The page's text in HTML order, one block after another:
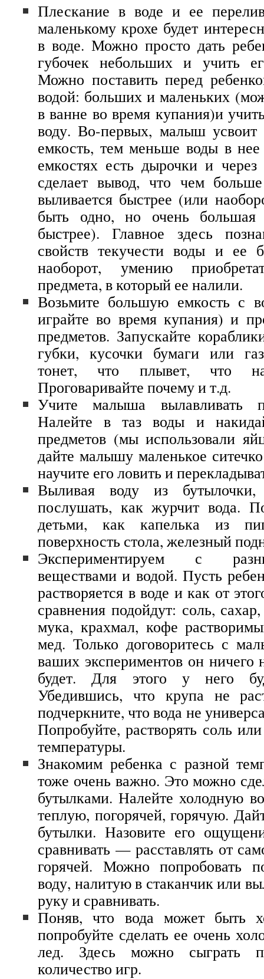
Плескание в воде и ее
маленькому крохе будет
в воде. Можно просто дать
губочек небольших и учить
Можно поставить перед
водой: больших и маленьких
в ванне во время купания)и
воду. Во-первых, малыш
емкость, тем меньше воды в
емкостях есть дырочки и
сделает вывод, что чем
выливается быстрее (или
быть одно, но очень большая
быстрее). Главное здесь
свойств текучести воды и ее
наоборот, умению
предмета, в который ее налили.
Возьмите большую емкость с
играйте во время купания) и
предметов. Запускайте
губки, кусочки бумаги или
тонет, что плывет, что
Проговаривайте почему и т.д.
Учите малыша вылавливать
Налейте в таз воды и
предметов (мы использовали
дайте малышу маленькое
научите его ловить и
Выливая воду из бутылочки,
послушать, как журчит вода.
детьми, как капелька из
поверхность стола, железный
Экспериментируем с
веществами и водой. Пусть
растворяется в воде и как от
сравнения подойдут: соль,
мука, крахмал, кофе
мед. Только договоритесь с
ваших экспериментов он ничего
будет. Для этого у него
Убедившись, что крупа не
подчеркните, что вода не
Попробуйте, растворять соль
температуры.
Знакомим ребенка с разной
тоже очень важно. Это можно
бутылками. Налейте холодную
теплую, погорячей, горячую.
бутылки. Назовите его
сравнивать — расставлять от
горячей. Можно попробовать
воду, налитую в стаканчик или
руку и сравнивать.
Поняв, что вода может быть
попробуйте сделать ее очень
лед. Здесь можно сыграть
количество игр.